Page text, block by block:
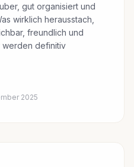
gut organisiert und
wirklich herausstach,
freundlich und
werden definitiv
2025